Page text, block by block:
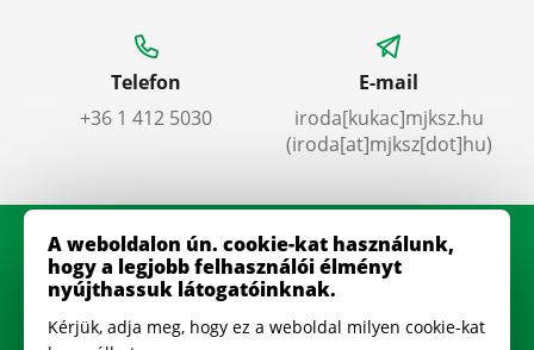
Telefon
+36 1 412 5030
E-mail
iroda[kukac]mjksz.hu
(iroda[at]mjksz[dot]hu)
A weboldalon ún. cookie-kat használunk,
hogy a legjobb felhasználói élményt
nyújthassuk látogatóinknak.
Kérjük, adja meg, hogy ez a weboldal milyen cookie-kat